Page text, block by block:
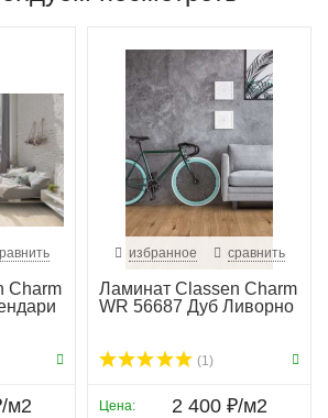
Charm
м2
избранное сравнить
Ламинат Classen Charm
WR 56687 Дуб Ливорно
(1)
Цена: 2 400 ₽/м2